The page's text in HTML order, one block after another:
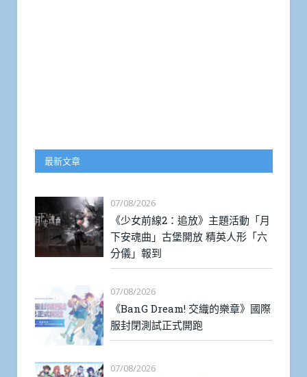
最新文章
07/08/2026
《少女前線2：追放》主題活動「月
下安魂曲」古堡開放 精英人形「六
分儀」報到
07/08/2026
《BanG Dream! 交織的樂章》國際
服封閉測試正式開跑
07/08/2026